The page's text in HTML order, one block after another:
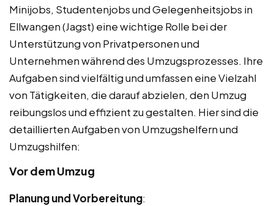
Minijobs, Studentenjobs und Gelegenheitsjobs in
Ellwangen (Jagst) eine wichtige Rolle bei der
Unterstützung von Privatpersonen und
Unternehmen während des Umzugsprozesses. Ihre
Aufgaben sind vielfältig und umfassen eine Vielzahl
von Tätigkeiten, die darauf abzielen, den Umzug
reibungslos und effizient zu gestalten. Hier sind die
detaillierten Aufgaben von Umzugshelfern und
Umzugshilfen:
Vor dem Umzug
Planung und Vorbereitung: